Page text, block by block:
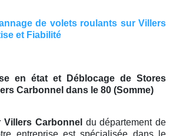
de volets roulants sur Villers
et Fiabilité
en état et Déblocage de Stores
Carbonnel dans le 80 (Somme)
Villers Carbonnel du département de